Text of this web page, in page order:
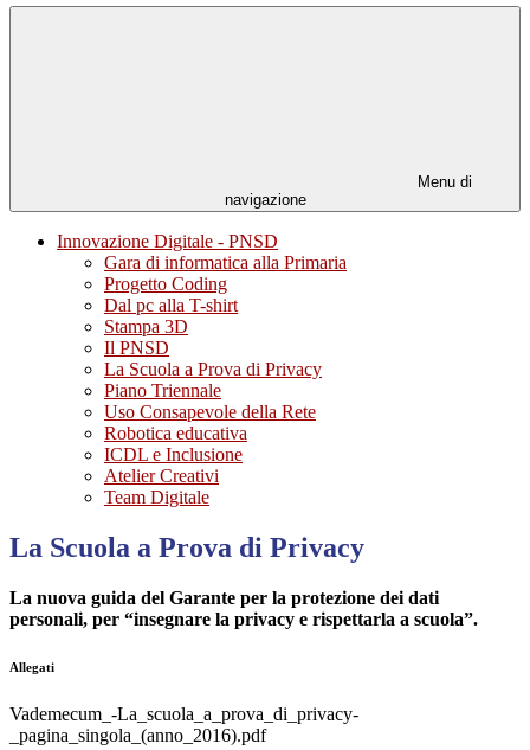
Menu di
navigazione
Innovazione Digitale - PNSD
Gara di informatica alla Primaria
Progetto Coding
Dal pc alla T-shirt
Stampa 3D
Il PNSD
La Scuola a Prova di Privacy
Piano Triennale
Uso Consapevole della Rete
Robotica educativa
ICDL e Inclusione
Atelier Creativi
Team Digitale
La Scuola a Prova di Privacy
La nuova guida del Garante per la protezione dei dati
personali, per “insegnare la privacy e rispettarla a scuola”.
Allegati
Vademecum_-La_scuola_a_prova_di_privacy-
_pagina_singola_(anno_2016).pdf